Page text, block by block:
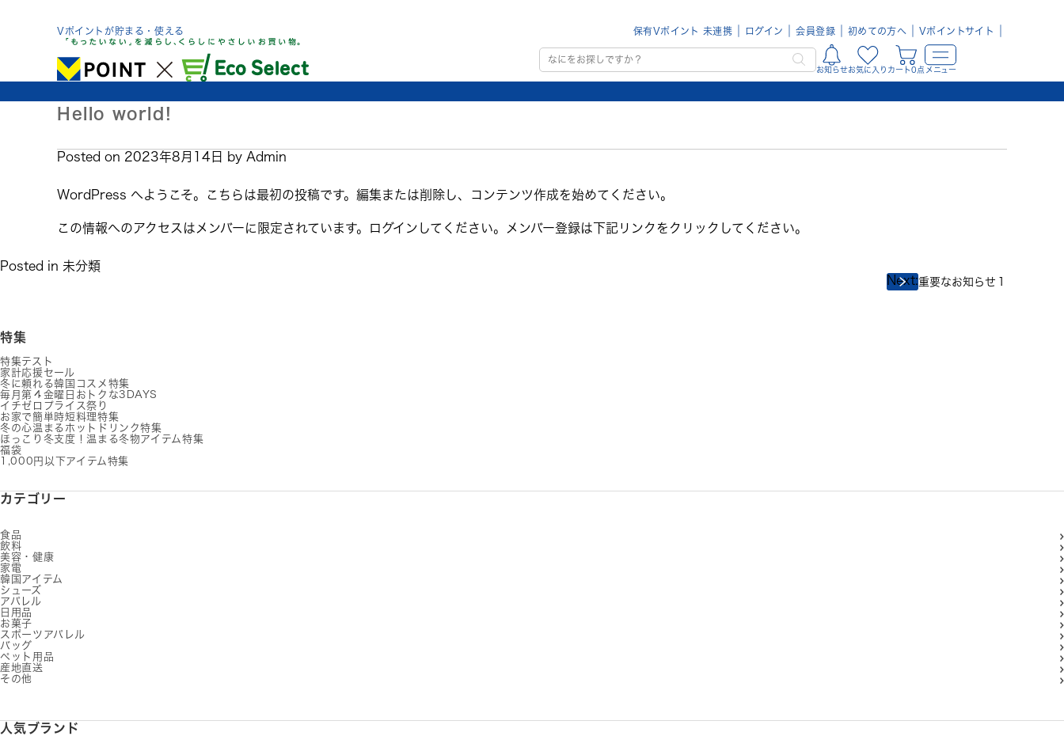
Vポイントが貯まる・使える 保有Vポイント 未連携 ログイン 会員登録 初めての方へ Vポイントサイト
お知らせお気に入り カート0点 メニュー
Hello world!
Posted on 2023年8月14日 by Admin
WordPress へようこそ。こちらは最初の投稿です。編集または削除し、コンテンツ作成を始めてください。
この情報へのアクセスはメンバーに限定されています。ログインしてください。メンバー登録は下記リンクをクリックしてください。
Posted in 未分類
Next:重要なお知らせ１
特集
特集テスト
家計応援セール
冬に頼れる韓国コスメ特集
毎月第４金曜日おトクな3DAYS
イチゼロプライス祭り
お家で簡単時短料理特集
冬の心温まるホットドリンク特集
ほっこり冬支度！温まる冬物アイテム特集
福袋
1,000円以下アイテム特集
カテゴリー
食品
飲料
美容・健康
家電
韓国アイテム
シューズ
アパレル
日用品
お菓子
スポーツアパレル
バッグ
ペット用品
産地直送
その他
人気ブランド